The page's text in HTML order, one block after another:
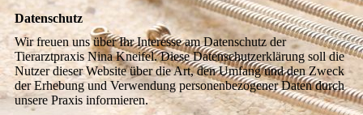
Datenschutz
Wir freuen uns über Ihr Interesse am Datenschutz der
Tierarztpraxis Nina Kneifel. Diese Datenschutzerklärung soll die
Nutzer dieser Website über die Art, den Umfang und den Zweck
der Erhebung und Verwendung personenbezogener Daten durch
unsere Praxis informieren.